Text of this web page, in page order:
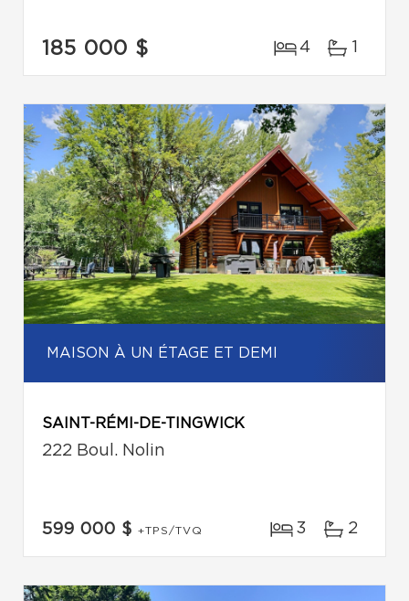
185 000 $ 4 1
MAISON À UN ÉTAGE ET DEMI
SAINT-RÉMI-DE-TINGWICK
222 Boul. Nolin
599 000 $ +TPS/TVQ 3 2